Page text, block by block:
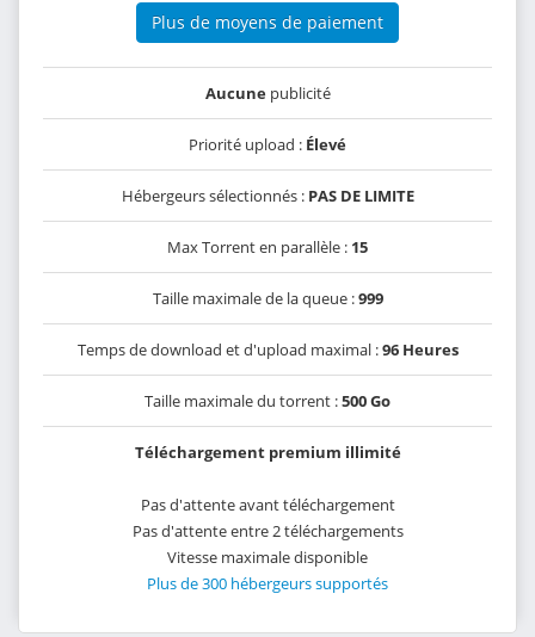
Plus de moyens de paiement
Aucunepublicité
Priorité upload : Élevé
Hébergeurs sélectionnés : PAS DE LIMITE
Max Torrent en parallèle : 15
Taille maximale de la queue :999
Temps de download et d'upload maximal :96 Heures
Taille maximale du torrent :500 Go
Téléchargement premium illimité
Pas d'attente avant téléchargement
Pas d'attente entre 2 téléchargements
Vitesse maximale disponible
Plus de 300 hébergeurs supportés